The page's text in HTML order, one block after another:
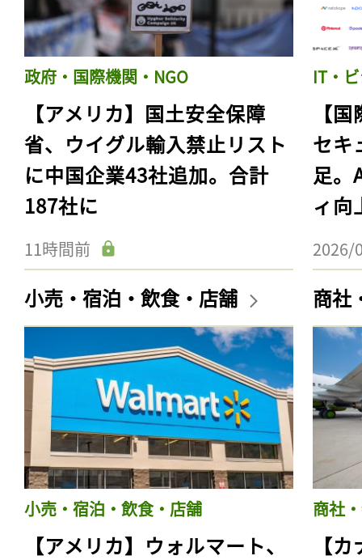
政府・国際機関・NGO
【アメリカ】国土安全保障
省、ウイグル輸入禁止リスト
に中国企業43社追加。合計
187社に
11時間前
IT・
【
セキ
足。
ィ向
2026/
小売・宿泊・飲食・店舗
小売・宿泊・飲食・店舗
【アメリカ】ウォルマート、
商社
商社
【